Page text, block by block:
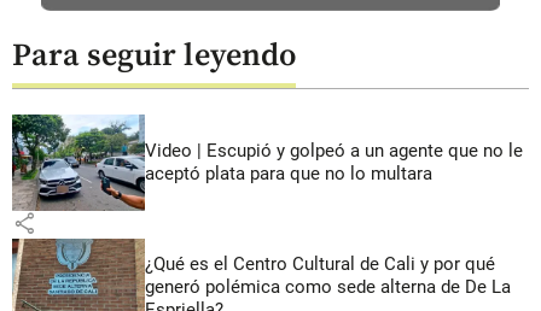
Para seguir leyendo
Video | Escupió y golpeó a un agente que no le
aceptó plata para que no lo multara
share
¿Qué es el Centro Cultural de Cali y por qué
generó polémica como sede alterna de De La